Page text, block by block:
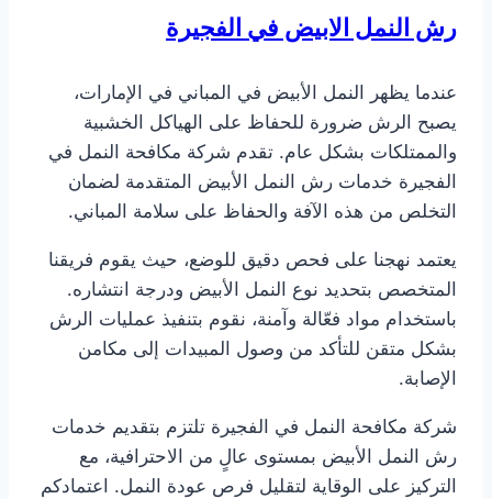
رش النمل الابيض في الفجيرة
عندما يظهر النمل الأبيض في المباني في الإمارات،
يصبح الرش ضرورة للحفاظ على الهياكل الخشبية
والممتلكات بشكل عام. تقدم شركة مكافحة النمل في
الفجيرة خدمات رش النمل الأبيض المتقدمة لضمان
التخلص من هذه الآفة والحفاظ على سلامة المباني.
يعتمد نهجنا على فحص دقيق للوضع، حيث يقوم فريقنا
المتخصص بتحديد نوع النمل الأبيض ودرجة انتشاره.
باستخدام مواد فعّالة وآمنة، نقوم بتنفيذ عمليات الرش
بشكل متقن للتأكد من وصول المبيدات إلى مكامن
الإصابة.
شركة مكافحة النمل في الفجيرة تلتزم بتقديم خدمات
رش النمل الأبيض بمستوى عالٍ من الاحترافية، مع
التركيز على الوقاية لتقليل فرص عودة النمل. اعتمادكم